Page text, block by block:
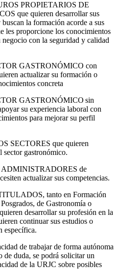
PROPIETARIOS DE
que quieren desarrollar sus
la formación acorde a sus
les proporcione los conocimientos
negocio con la seguridad y calidad
GASTRONÓMICO con
actualizar su formación o
concreta
GASTRONÓMICO sin
su experiencia laboral con
para mejorar su perfil
SECTORES que quieren
sector gastronómico.
de
actualizar sus competencias.
tanto en Formación
de Gastronomía o
desarrollar su profesión en la
continuar sus estudios o
específica.
de trabajar de forma autónoma
de duda, se podrá solicitar un
de la URJC sobre posibles